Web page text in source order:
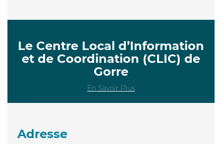
Le Centre Local d’Information
et de Coordination (CLIC) de
Gorre
En Savoir Plus
Adresse